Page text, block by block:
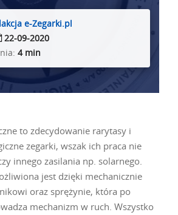
e-Zegarki.pl
22-09-2020
4 min
to zdecydowanie rarytasy i
zegarki, wszak ich praca nie
innego zasilania np. solarnego.
jest dzięki mechanicznie
oraz sprężynie, która po
mechanizm w ruch. Wszystko